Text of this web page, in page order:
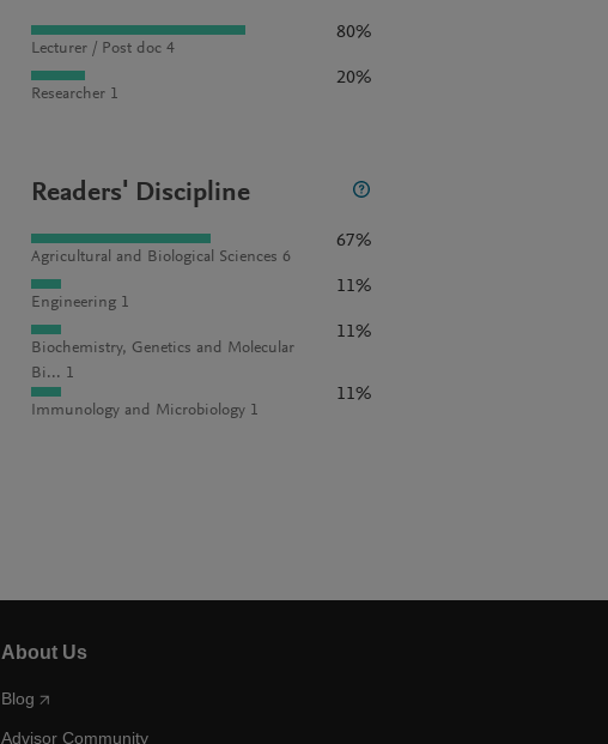
Lecturer / Post doc 4
80%
Researcher 1
20%
Readers' Discipline
Agricultural and Biological Sciences 6
67%
Engineering 1
11%
Biochemistry, Genetics and Molecular
Bi... 1
11%
Immunology and Microbiology 1
11%
About Us
Blog
Advisor Community